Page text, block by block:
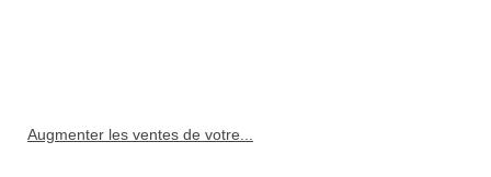
Augmenter les ventes de votre...